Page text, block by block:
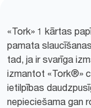
«Tork» 1 kārtas
pamata
tad, ja ir svarīga
izmantot «Tork®»
ietilpības
nepieciešama gan